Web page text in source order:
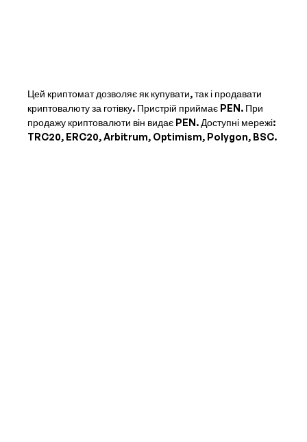
Цей криптомат дозволяє як купувати, так і продавати
криптовалюту за готівку. Пристрій приймає PEN. При
продажу криптовалюти він видає PEN. Доступні мережі:
TRC20, ERC20, Arbitrum, Optimism, Polygon, BSC.